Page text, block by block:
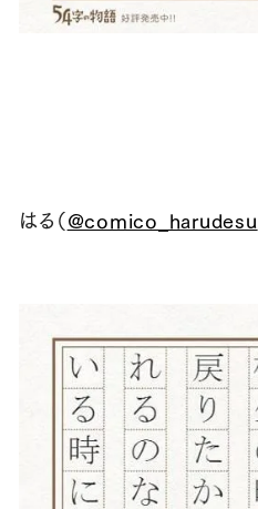
はる（@comico_harudesu